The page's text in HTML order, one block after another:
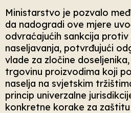
Ministarstvo je pozvalo
da nadogradi ove mjere
odvraćajućih sankcija
naseljavanja, potvrđujući
vlade za zločine
trgovinu proizvodima koji
naselja na svjetskim
princip univerzalne
konkretne korake za